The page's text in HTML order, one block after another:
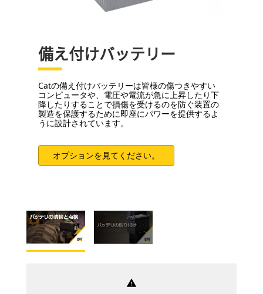
備え付けバッテリー
Catの備え付けバッテリーは皆様の傷つきやすい
コンピュータや、電圧や電流が急に上昇したり下
降したりすることで損傷を受けるのを防ぐ装置の
製造を保護するために即座にパワーを提供するよ
うに設計されています。
オプションを見てください。
warning